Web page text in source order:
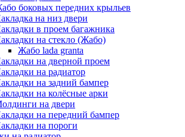
боковых передних крыльев
на низ двери
в проем багажника
на стекло (Жабо)
Жабо lada granta
на дверной проем
на радиатор
на задний бампер
на колёсные арки
на двери
на передний бампер
на пороги